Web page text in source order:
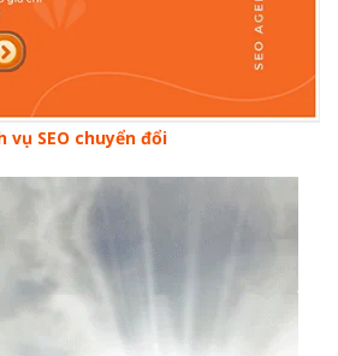
vụ SEO chuyển đổi